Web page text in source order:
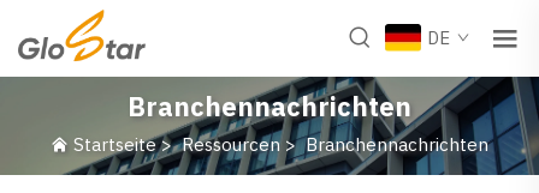
DE
Branchennachrichten
Startseite>Ressourcen >Branchennachrichten